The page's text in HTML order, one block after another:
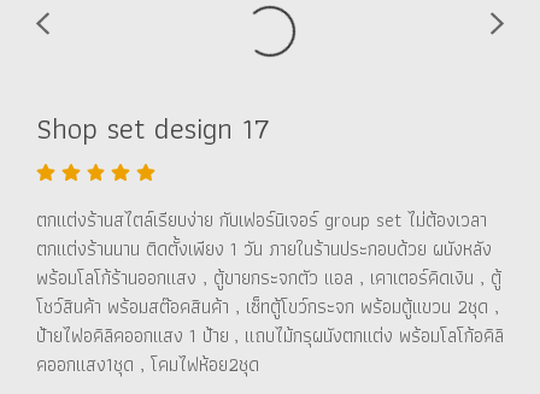
Shop set design 17
ตกแต่งร้านสไตล์เรียบง่าย กับเฟอร์นิเจอร์ group set ไม่ต้องเวลา
ตกแต่งร้านนาน ติดตั้งเพียง 1 วัน ภายในร้านประกอบด้วย ผนังหลัง
พร้อมโลโก้ร้านออกแสง , ตู้ขายกระจกตัว แอล , เคาเตอร์คิดเงิน , ตู้
โชว์สินค้า พร้อมสต๊อคสินค้า , เซ็ทตู้โขว์กระจก พร้อมตู้แขวน 2ชุด ,
ป้ายไฟอคิลิคออกแสง 1 ป้าย , แถบไม้กรุผนังตกแต่ง พร้อมโลโก้อคิลิ
คออกแสง1ชุด , โคมไฟห้อย2ชุด